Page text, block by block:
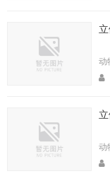
动
动